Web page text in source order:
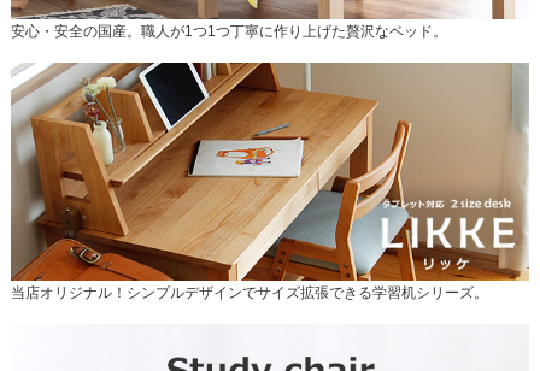
安心・安全の国産。職人が1つ1つ丁寧に作り上げた贅沢なベッド。
当店オリジナル！シンプルデザインでサイズ拡張できる学習机シリーズ。